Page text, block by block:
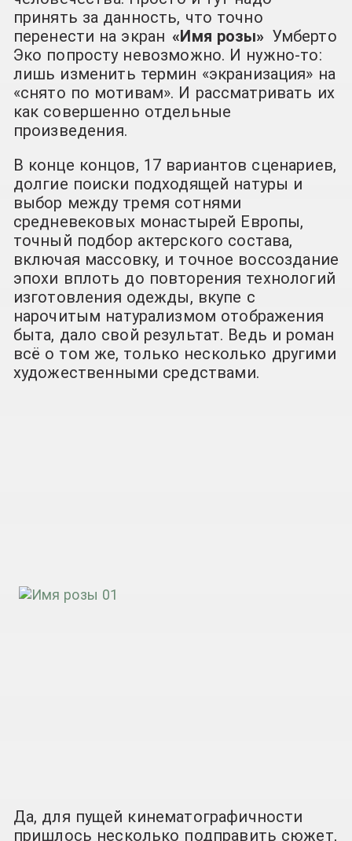
принять за данность, что точно
перенести на экран «Имя розы» Умберто
Эко попросту невозможно. И нужно-то:
лишь изменить термин «экранизация» на
«снято по мотивам». И рассматривать их
как совершенно отдельные
произведения.
В конце концов, 17 вариантов сценариев,
долгие поиски подходящей натуры и
выбор между тремя сотнями
средневековых монастырей Европы,
точный подбор актерского состава,
включая массовку, и точное воссоздание
эпохи вплоть до повторения технологий
изготовления одежды, вкупе с
нарочитым натурализмом отображения
быта, дало свой результат. Ведь и роман
всё о том же, только несколько другими
художественными средствами.
Да, для пущей кинематографичности
пришлось несколько подправить сюжет,